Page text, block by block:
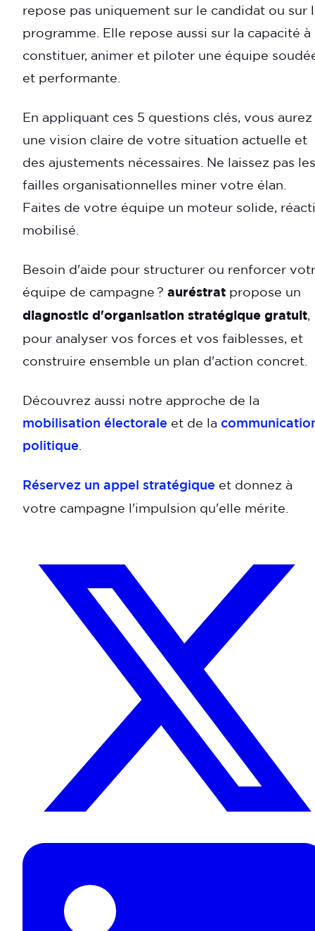
repose pas uniquement sur le candidat ou sur
programme. Elle repose aussi sur la capacité à
constituer, animer et piloter une équipe
et performante.
En appliquant ces 5 questions clés, vous aurez
une vision claire de votre situation actuelle et
des ajustements nécessaires. Ne laissez pas les
failles organisationnelles miner votre élan.
Faites de votre équipe un moteur solide,
mobilisé.
Besoin d'aide pour structurer ou renforcer
équipe de campagne ? auréstrat propose un
diagnostic d'organisation stratégique gratuit
pour analyser vos forces et vos faiblesses, et
construire ensemble un plan d'action concret.
Découvrez aussi notre approche de la
mobilisation électorale et de la
politique
Réservez un appel stratégique et donnez à
votre campagne l'impulsion qu'elle mérite.